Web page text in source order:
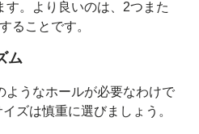
。より良いのは、2つまた
ることです。
ム
うなホールが必要なわけで
ズは慎重に選びましょう。